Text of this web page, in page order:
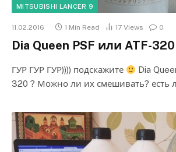
MITSUBISHI LANCER 9
11.02.2016 1 Min Read 17 Views 0
Dia Queen PSF или ATF-320
ГУР ГУР ГУР)))) подскажите
Dia
320 ? Можно ли их смешивать? есть